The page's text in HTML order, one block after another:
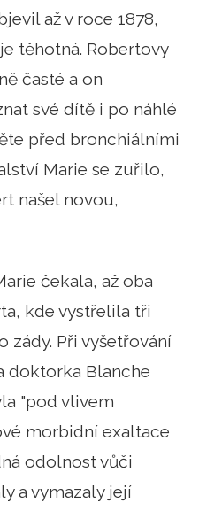
až v roce 1878,
těhotná. Robertovy
časté a on
své dítě i po náhlé
před bronchiálními
Marie se zuřilo,
našel novou,
čekala, až oba
kde vystřelila tři
zády. Při vyšetřování
doktorka Blanche
"pod vlivem
morbidní exaltace
odolnost vůči
a vymazaly její